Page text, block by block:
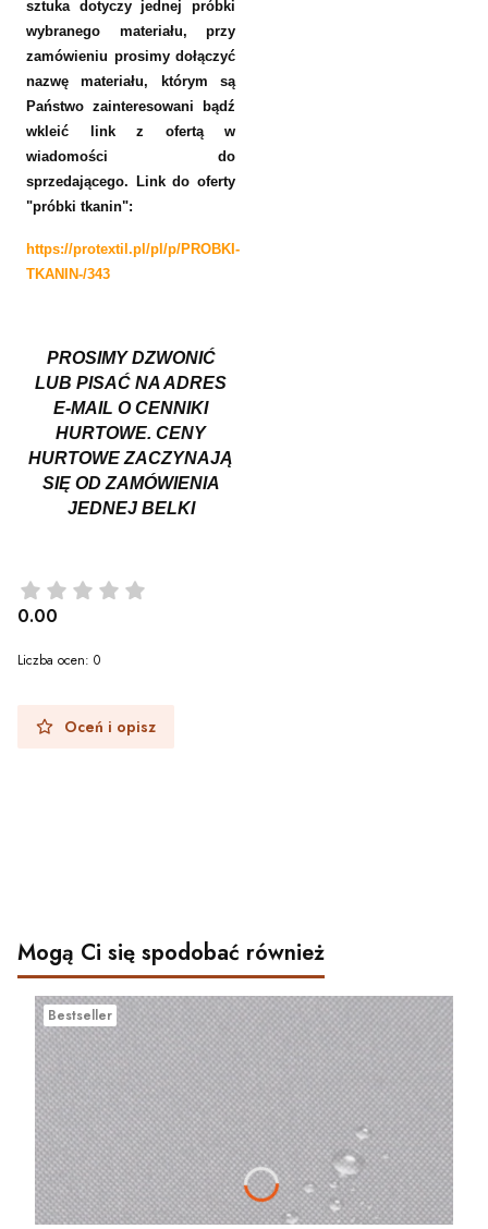
sztuka dotyczy jednej próbki
wybranego materiału, przy
zamówieniu prosimy dołączyć
nazwę materiału, którym są
Państwo zainteresowani bądź
wkleić link z ofertą w
wiadomości do
sprzedającego. Link do oferty
"próbki tkanin":
https://protextil.pl/pl/p/PROBKI-
TKANIN-/343
PROSIMY DZWONIĆ
LUB PISAĆ NA ADRES
E-MAIL O CENNIKI
HURTOWE. CENY
HURTOWE ZACZYNAJĄ
SIĘ OD ZAMÓWIENIA
JEDNEJ BELKI
0.00
Liczba ocen: 0
Oceń i opisz
Mogą Ci się spodobać również
Bestseller